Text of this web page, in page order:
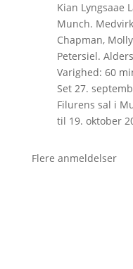
Kian Lyngsaae
Munch.
Chapman,
Petersiel.
Varighed: 60
Set 27.
Filurens sal i
til 19. oktober
Flere anmeldelser